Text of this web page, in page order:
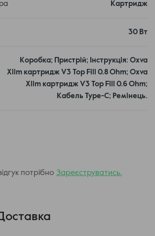
Екран блокується 4-кратним
привабливий візуальний ефект,
до 30 Вт
Картридж
30 Вт
Коробка; Пристрій; Інструкція: Oxva
Xlim картридж V3 Top Fill 0.8 Ohm; Oxva
Xlim картридж V3 Top Fill 0.6 Ohm;
Кабель Type-C; Ремінець.
потрібно Зареєструватись.